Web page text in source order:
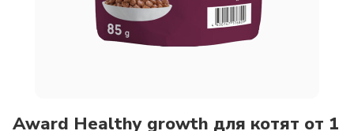
Award Healthy growth для котят от 1